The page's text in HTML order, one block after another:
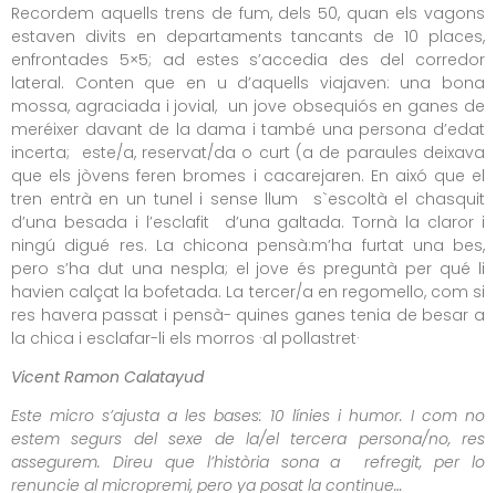
Recordem aquells trens de fum, dels 50, quan els vagons
estaven divits en departaments tancants de 10 places,
enfrontades 5×5; ad estes s’accedia des del corredor
lateral. Conten que en u d’aquells viajaven: una bona
mossa, agraciada i jovial, un jove obsequiós en ganes de
meréixer davant de la dama i també una persona d’edat
incerta; este/a, reservat/da o curt (a de paraules deixava
que els jòvens feren bromes i cacarejaren. En aixó que el
tren entrà en un tunel i sense llum s`escoltà el chasquit
d’una besada i l’esclafit d’una galtada. Tornà la claror i
ningú digué res. La chicona pensà:m’ha furtat una bes,
pero s’ha dut una nespla; el jove és preguntà per qué li
havien calçat la bofetada. La tercer/a en regomello, com si
res havera passat i pensà- quines ganes tenia de besar a
la chica i esclafar-li els morros ·al pollastret·
Vicent Ramon Calatayud
Este micro s’ajusta a les bases: 10 línies i humor. I com no
estem segurs del sexe de la/el tercera persona/no, res
assegurem. Direu que l’història sona a refregit, per lo
renuncie al micropremi, pero ya posat la continue…